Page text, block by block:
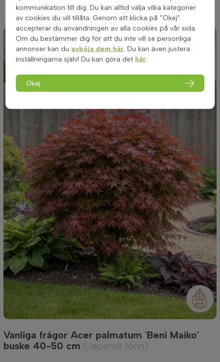
pollinerare under blomningen i april och maj.
Vanliga frågor Acer palmatum 'Beni Maiko'
buske 40-50 cm (Japansk lönn)
kommunikation till dig. Du kan alltid välja vilka kategorier
av cookies du vill tillåta. Genom att klicka på ”Okej”
accepterar du användningen av alla cookies på vår sida.
Om du bestämmer dig för att du inte vill se personliga
annonser kan du avböja dem här. Du kan även justera
inställningarna själv! Du kan göra det här.
Okej